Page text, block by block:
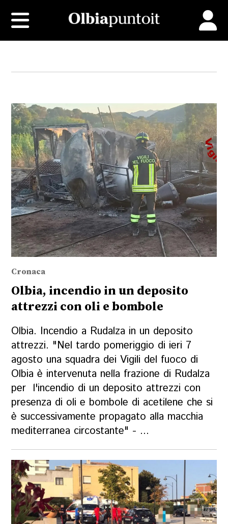
Cronaca
Olbia, incendio in un deposito
attrezzi con oli e bombole
Olbia. Incendio a Rudalza in un deposito
attrezzi. "Nel tardo pomeriggio di ieri 7
agosto una squadra dei Vigili del fuoco di
Olbia è intervenuta nella frazione di Rudalza
per l'incendio di un deposito attrezzi con
presenza di oli e bombole di acetilene che si
è successivamente propagato alla macchia
mediterranea circostante" - ...